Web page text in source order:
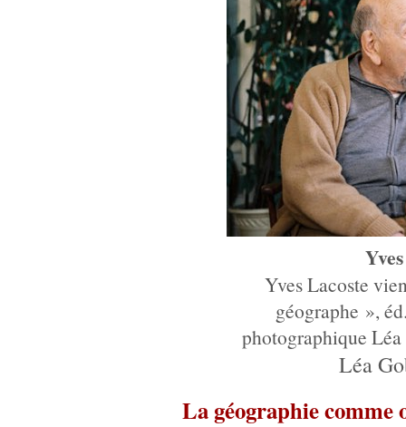
Yves Lacoste
géographe »,
photographique
Léa
La géographie